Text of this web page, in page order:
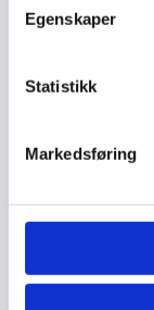
Egenskaper
Statistikk
Markedsføring
Navn
E-post: